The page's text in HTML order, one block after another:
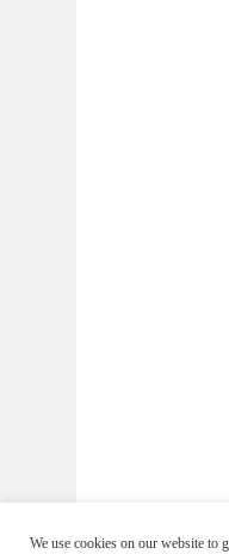
We use cookies on our website to